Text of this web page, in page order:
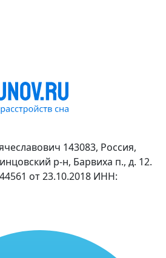
143083, Россия,
р-н, Барвиха п., д. 12.
от 23.10.2018 ИНН: